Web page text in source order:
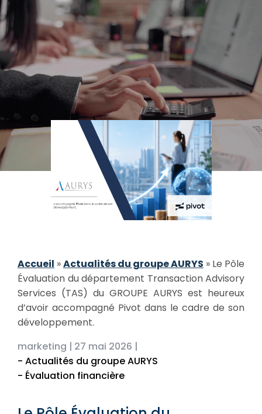
Accueil »Actualités du groupe AURYS » Le Pôle
Évaluation du département Transaction Advisory
Services (TAS) du GROUPE AURYS est heureux
d’avoir accompagné Pivot dans le cadre de son
développement.
marketing | 27 mai 2026 |
- Actualités du groupe AURYS
- Évaluation financière